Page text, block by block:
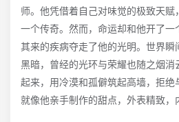
师。他凭借着自己对味觉的极致天
一个传奇。然而，命运却和他开了
其来的疾病夺走了他的光明。世界
黑暗，曾经的光环与荣耀也随之烟
起来，用冷漠和孤僻筑起高墙，拒绝
就像他亲手制作的甜点，外表精致，